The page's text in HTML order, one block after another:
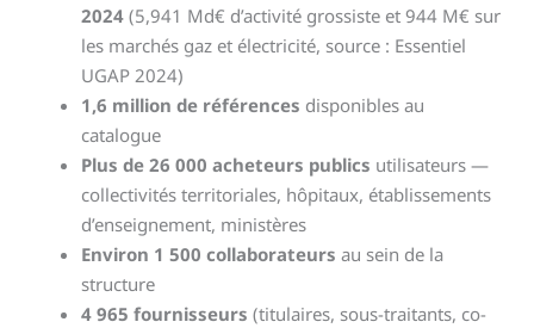
2024 (5,941 Md€ d’activité grossiste et 944 M€ sur
les marchés gaz et électricité, source : Essentiel
UGAP 2024)
1,6 million de références disponibles au
catalogue
Plus de 26 000 acheteurs publics utilisateurs —
collectivités territoriales, hôpitaux, établissements
d’enseignement, ministères
Environ 1 500 collaborateurs au sein de la
structure
4 965 fournisseurs (titulaires, sous-traitants, co-